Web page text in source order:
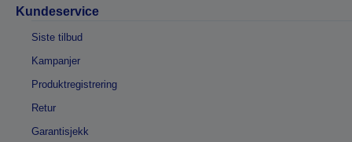
Kundeservice
Siste tilbud
Kampanjer
Produktregistrering
Retur
Garantisjekk